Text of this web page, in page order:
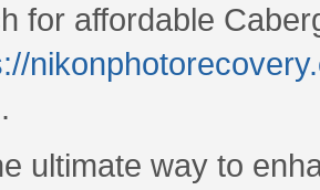
for affordable
ultimate way to